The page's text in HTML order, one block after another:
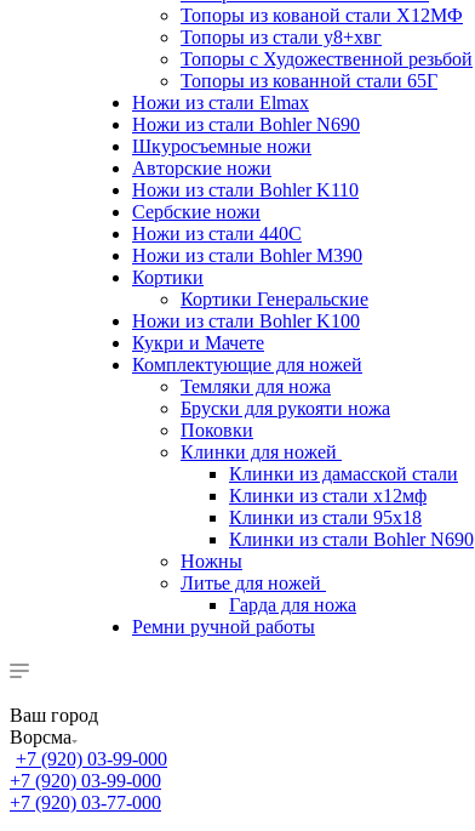
Топоры из кованой стали Х12МФ
Топоры из стали у8+хвг
Топоры с Художественной резьбой
Топоры из кованной стали 65Г
Ножи из стали Elmax
Ножи из стали Bohler N690
Шкуросъемные ножи
Авторские ножи
Ножи из стали Bohler K110
Сербские ножи
Ножи из стали 440С
Ножи из стали Bohler M390
Кортики
Кортики Генеральские
Ножи из стали Bohler K100
Кукри и Мачете
Комплектующие для ножей
Темляки для ножа
Бруски для рукояти ножа
Поковки
Клинки для ножей
Клинки из дамасской стали
Клинки из стали х12мф
Клинки из стали 95х18
Клинки из стали Bohler N690
Ножны
Литье для ножей
Гарда для ножа
Ремни ручной работы
Ваш город
Ворсма
+7 (920) 03-99-000
+7 (920) 03-99-000
+7 (920) 03-77-000